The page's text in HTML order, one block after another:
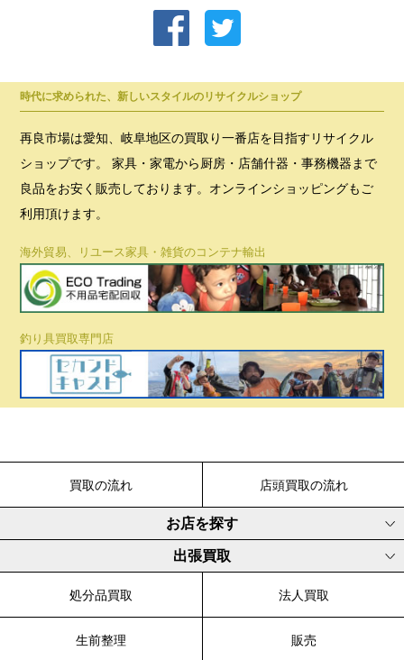
時代に求められた、新しいスタイルのリサイクルショップ
再良市場は愛知、岐阜地区の買取り一番店を目指すリサイクル
ショップです。 家具・家電から厨房・店舗什器・事務機器まで
良品をお安く販売しております。オンラインショッピングもご
利用頂けます。
海外貿易、リユース家具・雑貨のコンテナ輸出
釣り具買取専門店
買取の流れ 店頭買取の流れ
お店を探す
出張買取
処分品買取 法人買取
生前整理 販売